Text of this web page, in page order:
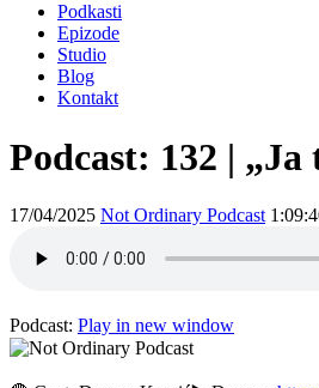
Podkasti
Epizode
Studio
Blog
Kontakt
Podcast: 132 |
17/04/2025 Not Ordinary Podcast
Podcast: Play in new window